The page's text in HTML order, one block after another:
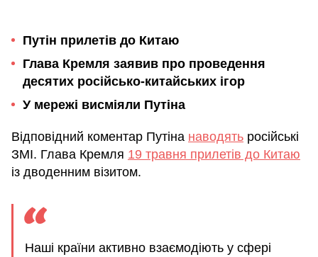
Путін прилетів до Китаю
Глава Кремля заявив про проведення
десятих російсько-китайських ігор
У мережі висміяли Путіна
Відповідний коментар Путіна наводять російські
ЗМІ. Глава Кремля 19 травня прилетів до Китаю
із дводенним візитом.
Наші країни активно взаємодіють у сфері